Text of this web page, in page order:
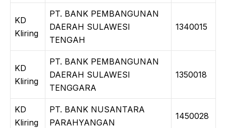
KD
Kliring
PT. BANK PEMBANGUNAN
DAERAH SULAWESI
TENGAH
1340015
KD
Kliring
PT. BANK PEMBANGUNAN
DAERAH SULAWESI
TENGGARA
1350018
KD
Kliring
PT. BANK NUSANTARA
PARAHYANGAN
1450028